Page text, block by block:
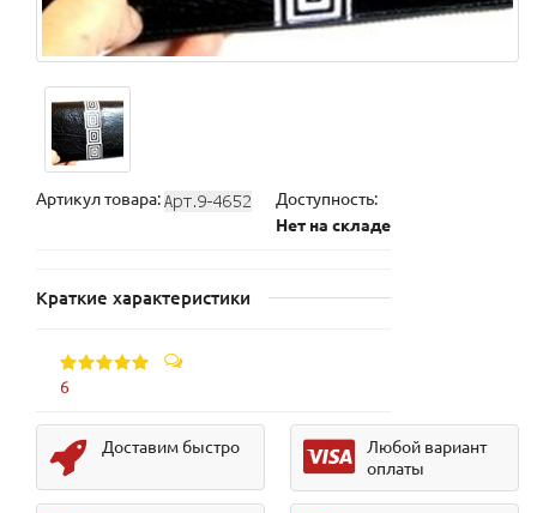
Артикул товара:
Доступность:
Нет на складе
Краткие характеристики
6
Доставим быстро
Любой вариант
оплаты